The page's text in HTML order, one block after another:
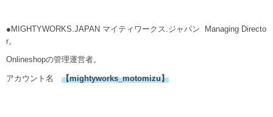
●MIGHTYWORKS.JAPAN マイティワークス.ジャパン Managing Directo
r。
Onlineshopの管理運営者。
アカウント名 【mightyworks_motomizu】